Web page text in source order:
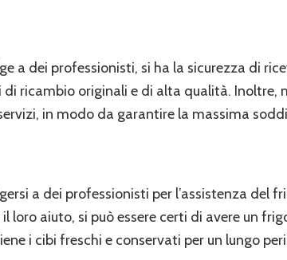
a dei professionisti, si ha la sicurezza di
di ricambio originali e di alta qualità.
in modo da garantire la massima
a dei professionisti per l’assistenza del
loro aiuto, si può essere certi di avere un
i cibi freschi e conservati per un lungo